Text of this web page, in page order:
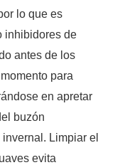
lo que es
inhibidores de
antes de los
para
en apretar
buzón
Limpiar el
evita